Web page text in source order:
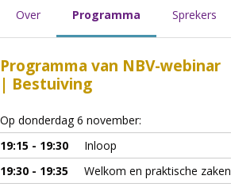
Over Programma Sprekers
Programma van NBV-webinar
| Bestuiving
Op donderdag 6 november:
19:15 - 19:30
Inloop
19:30 - 19:35
Welkom en praktische zaken